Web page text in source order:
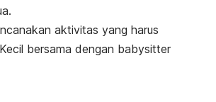
aktivitas yang harus
bersama dengan babysitter